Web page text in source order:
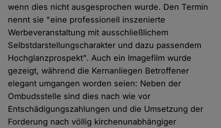
wenn dies nicht ausgesprochen wurde. Den Termin
nennt sie "eine professionell inszenierte
Werbeveranstaltung mit ausschließlichem
Selbstdarstellungscharakter und dazu passendem
Hochglanzprospekt". Auch ein Imagefilm wurde
gezeigt, während die Kernanliegen Betroffener
elegant umgangen worden seien: Neben der
Ombudsstelle sind dies nach wie vor
Entschädigungszahlungen und die Umsetzung der
Forderung nach völlig kirchenunabhängiger